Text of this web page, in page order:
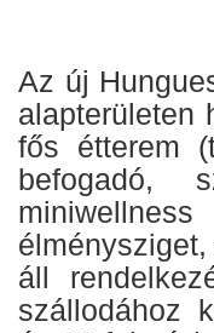
Az új
alapterületen
fős étterem
befogadó,
áll
szállodához